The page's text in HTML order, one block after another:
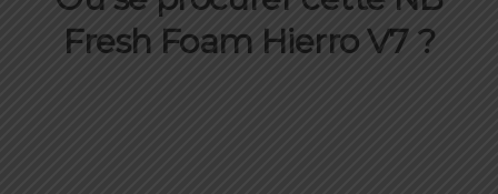
Fresh Foam Hierro V7 ?